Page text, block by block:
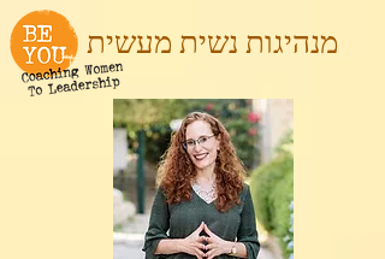
מנהיגות נשית מעשית